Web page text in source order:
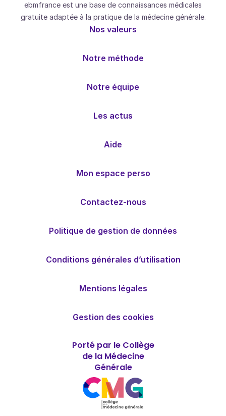
ebmfrance est une base de connaissances médicales
gratuite adaptée à la pratique de la médecine générale.
Nos valeurs
Notre méthode
Notre équipe
Les actus
Aide
Mon espace perso
Contactez-nous
Politique de gestion de données
Conditions générales d’utilisation
Mentions légales
Gestion des cookies
Porté par le Collège
de la Médecine
Générale